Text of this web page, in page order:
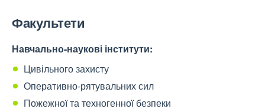
Факультети
Навчально-наукові інститути:
Цивільного захисту
Оперативно-рятувальних сил
Пожежної та техногенної безпеки